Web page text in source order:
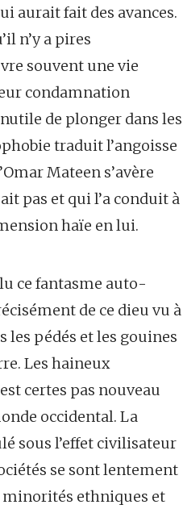
aurait fait des avances.
n’y a pires
souvent une vie
condamnation
de plonger dans les
traduit l’angoisse
Mateen s’avère
pas et qui l’a conduit à
haïe en lui.
ce fantasme auto-
de ce dieu vu à
les pédés et les gouines
Les haineux
certes pas nouveau
occidental. La
sous l’effet civilisateur
se sont lentement
minorités ethniques et